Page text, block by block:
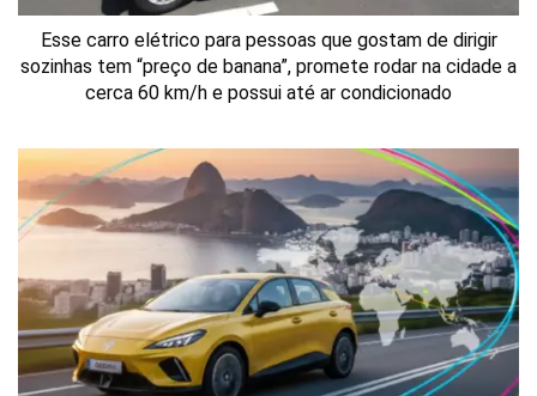
Esse carro elétrico para pessoas que gostam de dirigir
sozinhas tem “preço de banana”, promete rodar na cidade a
cerca 60 km/h e possui até ar condicionado